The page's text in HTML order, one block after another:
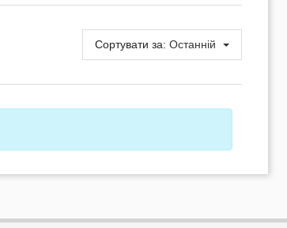
Сортувати за: Останній